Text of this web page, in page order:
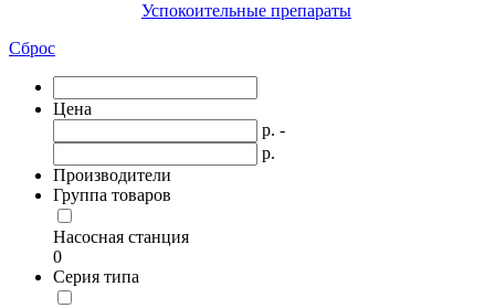
Успокоительные препараты
Сброс
Цена
р. -
р.
Производители
Группа товаров
Насосная станция
0
Серия типа